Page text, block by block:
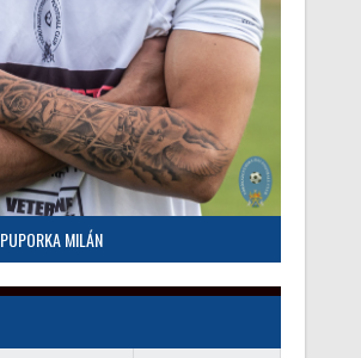
PUPORKA MILÁN